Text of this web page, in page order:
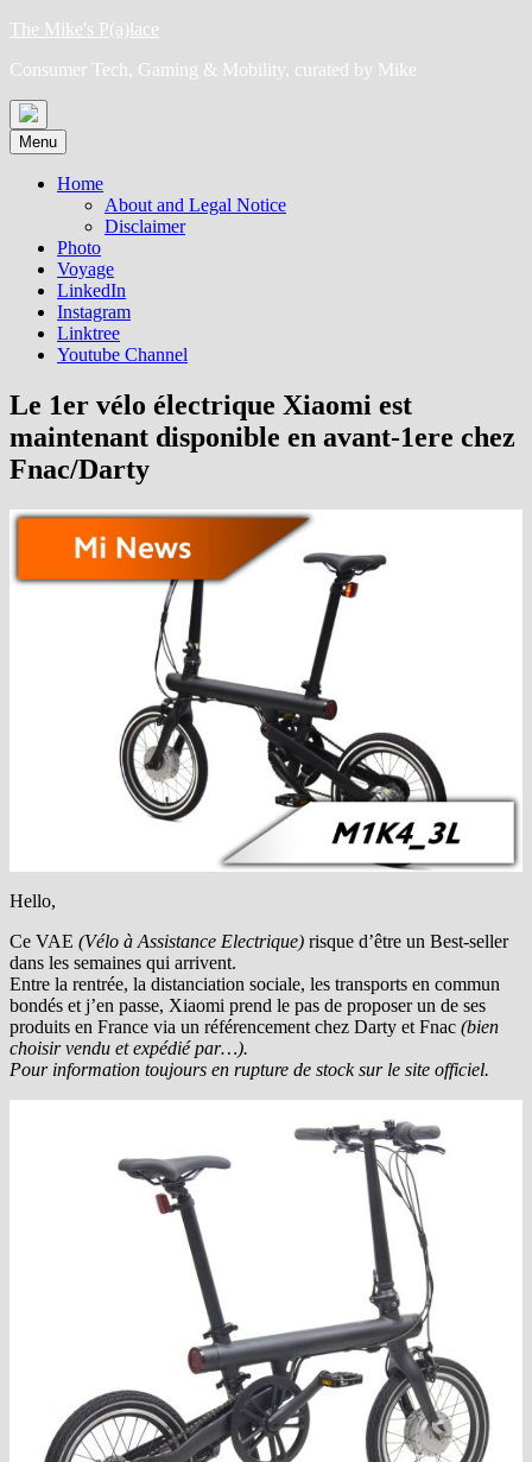
Skip
content
The Mike's P(a)lace
Consumer Tech, Gaming & Mobility, curated by Mike
Menu
Home
About and Legal Notice
Disclaimer
Photo
Voyage
LinkedIn
Instagram
Linktree
Youtube Channel
Le 1er vélo électrique Xiaomi est
maintenant disponible en avant-1ere chez
Fnac/Darty
Hello,
Ce VAE (Vélo à Assistance Electrique) risque d’être un Best-seller
dans les semaines qui arrivent.
Entre la rentrée, la distanciation sociale, les transports en commun
bondés et j’en passe, Xiaomi prend le pas de proposer un de ses
produits en France via un référencement chez Darty et Fnac (bien
choisir vendu et expédié par…).
Pour information toujours en rupture de stock sur le site officiel.